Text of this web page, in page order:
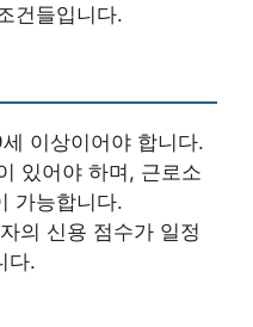
건들입니다.
이상이어야 합니다.
있어야 하며, 근로소
가능합니다.
의 신용 점수가 일정
다.